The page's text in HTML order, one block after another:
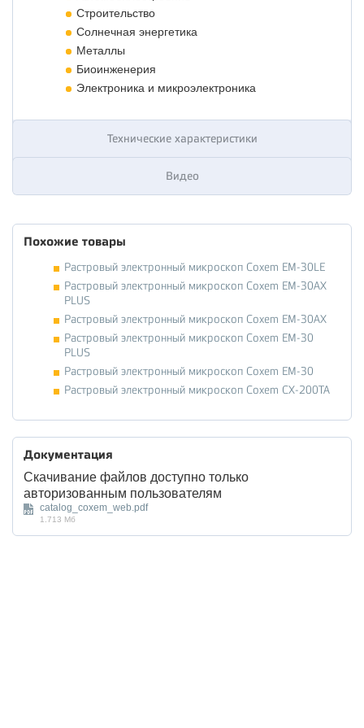
Строительство
Солнечная энергетика
Металлы
Биоинженерия
Электроника и микроэлектроника
Технические характеристики
Видео
Похожие товары
Растровый электронный микроскоп Coxem EM-30LE
Растровый электронный микроскоп Coxem EM-30AX
PLUS
Растровый электронный микроскоп Coxem EM-30AX
Растровый электронный микроскоп Coxem EM-30
PLUS
Растровый электронный микроскоп Coxem EM-30
Растровый электронный микроскоп Coxem CX-200TA
Документация
Скачивание файлов доступно только
авторизованным пользователям
catalog_coxem_web.pdf
1.713 Мб